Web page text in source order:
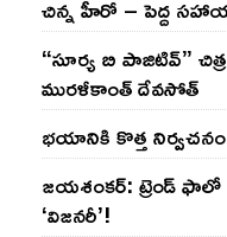
చిన్న హీరో – పెద్ద
“సూర్య బి పాజిటివ్”
మురళీకాంత్ దేవసోత్
భయానికి కొత్త నిర్వచనం
జయశంకర్: ట్రెండ్‌ ఫాలో
‘విజనరీ’!